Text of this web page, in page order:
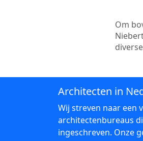
Om
Architecten in
Wij streven naar een
architectenbureaus
ingeschreven. Onze